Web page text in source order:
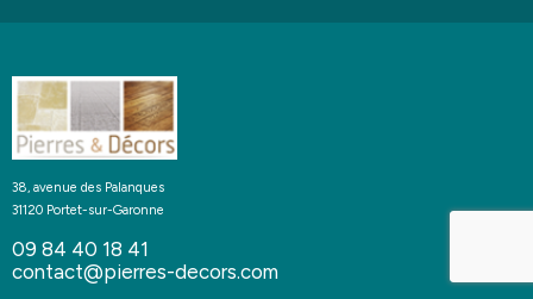
38, avenue des Palanques
31120 Portet-sur-Garonne
09 84 40 18 41
contact@pierres-decors.com